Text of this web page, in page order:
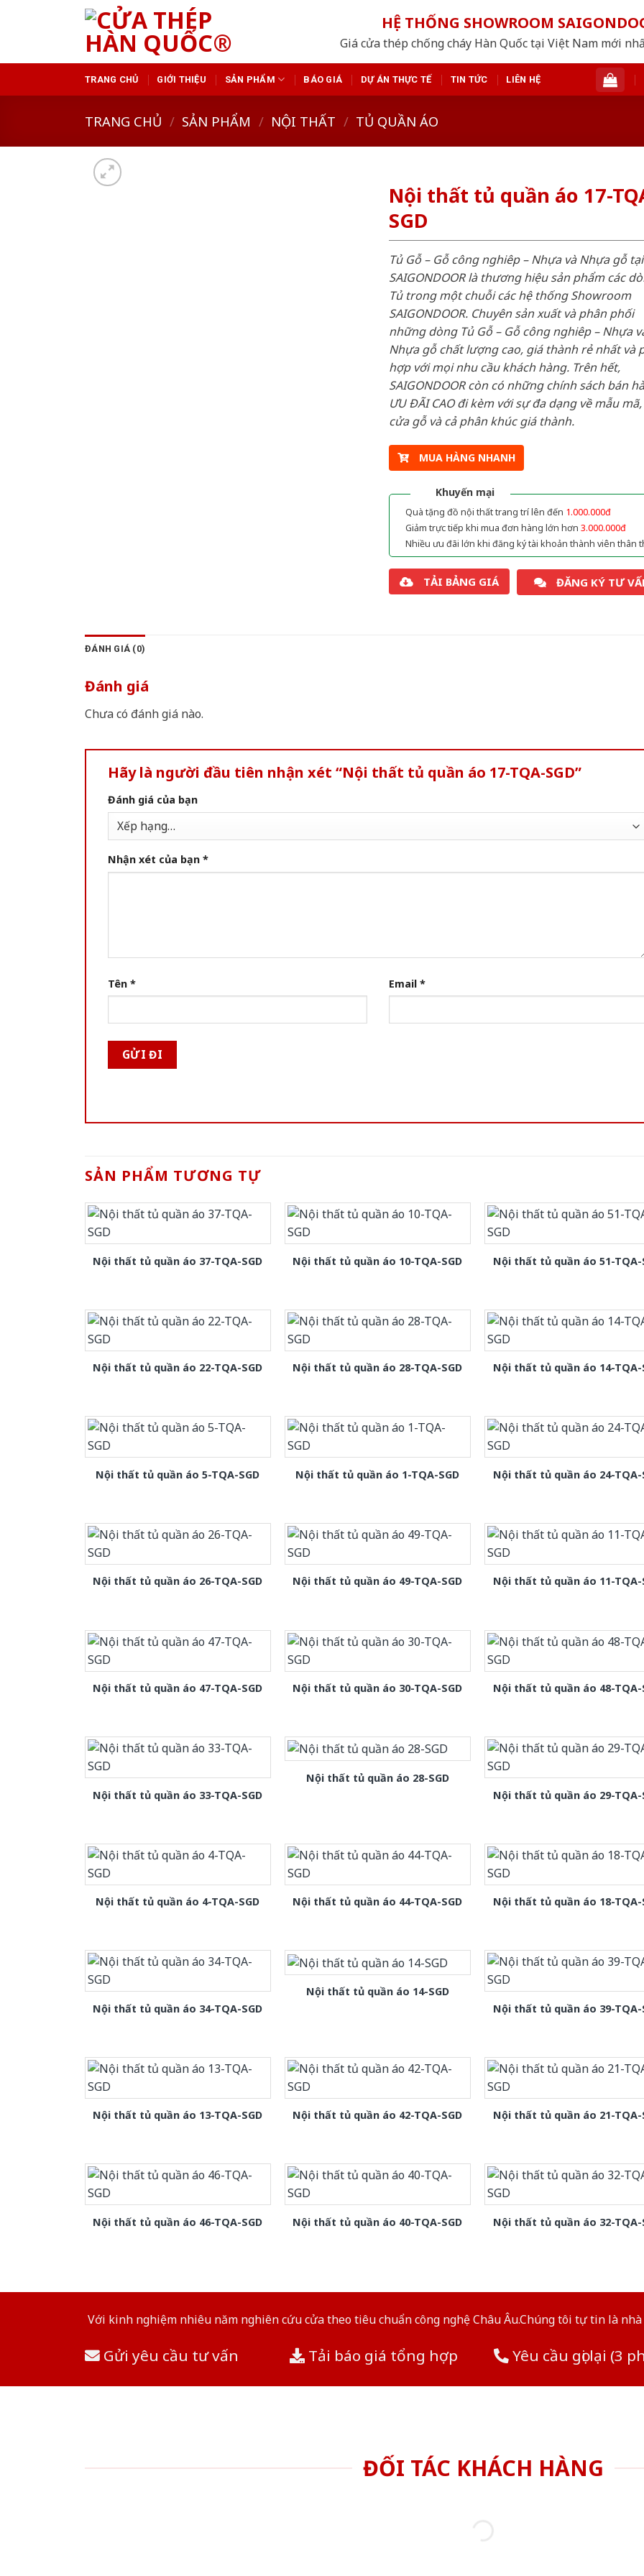
HỆ THỐNG SHOWROOM
Giá cửa thép chống cháy Hàn Quốc tại Việt Nam mới
TRANG CHỦ GIỚI THIỆU SẢN PHẨM BÁO GIÁ DỰ ÁN THỰC TẾ TIN TỨC LIÊN HỆ
TRANG CHỦ / SẢN PHẨM / NỘI THẤT / TỦ QUẦN ÁO
Nội thất tủ quần áo 17-
SGD
Tủ Gỗ – Gỗ công nghiêp – Nhựa và Nhựa gỗ tại
SAIGONDOOR là thương hiệu sản phẩm các
Tủ trong một chuỗi các hệ thống Showroom
SAIGONDOOR. Chuyên sản xuất và phân phối
những dòng Tủ Gỗ – Gỗ công nghiêp – Nhựa
Nhựa gỗ chất lượng cao, giá thành rẻ nhất và
hợp với mọi nhu cầu khách hàng. Trên hết,
SAIGONDOOR còn có những chính sách bán
ƯU ĐÃI CAO đi kèm với sự đa dạng về mẫu
cửa gỗ và cả phân khúc giá thành.
MUA HÀNG NHANH
Khuyến mại
Quà tặng đồ nội thất trang trí lên đến 1.000.000đ
Giảm trực tiếp khi mua đơn hàng lớn hơn 3.000.000đ
Nhiều ưu đãi lớn khi đăng ký tài khoản thành viên thân
TẢI BẢNG GIÁ ĐĂNG KÝ TƯ
ĐÁNH GIÁ (0)
Đánh giá
Chưa có đánh giá nào.
Hãy là người đầu tiên nhận xét “Nội thất tủ quần áo 17-TQA-SGD”
Đánh giá của bạn
Nhận xét của bạn *
Tên * Email *
SẢN PHẨM TƯƠNG TỰ
Nội thất tủ quần áo 37-TQA-SGD Nội thất tủ quần áo 10-TQA-SGD Nội thất tủ quần áo 51-TQA-
Nội thất tủ quần áo 22-TQA-SGD Nội thất tủ quần áo 28-TQA-SGD Nội thất tủ quần áo 14-TQA-
Nội thất tủ quần áo 5-TQA-SGD Nội thất tủ quần áo 1-TQA-SGD Nội thất tủ quần áo 24-TQA-
Nội thất tủ quần áo 26-TQA-SGD Nội thất tủ quần áo 49-TQA-SGD Nội thất tủ quần áo 11-TQA-
Nội thất tủ quần áo 47-TQA-SGD Nội thất tủ quần áo 30-TQA-SGD Nội thất tủ quần áo 48-TQA-
Nội thất tủ quần áo 33-TQA-SGD
Nội thất tủ quần áo 28-SGD
Nội thất tủ quần áo 29-TQA-
Nội thất tủ quần áo 4-TQA-SGD Nội thất tủ quần áo 44-TQA-SGD Nội thất tủ quần áo 18-TQA-
Nội thất tủ quần áo 34-TQA-SGD
Nội thất tủ quần áo 14-SGD
Nội thất tủ quần áo 39-TQA-
Nội thất tủ quần áo 13-TQA-SGD Nội thất tủ quần áo 42-TQA-SGD Nội thất tủ quần áo 21-TQA-
Nội thất tủ quần áo 46-TQA-SGD Nội thất tủ quần áo 40-TQA-SGD Nội thất tủ quần áo 32-TQA-
Với kinh nghiệm nhiêu năm nghiên cứu cửa theo tiêu chuẩn công nghệ Châu Âu.Chúng tôi tự tin là
Gửi yêu cầu tư vấn Tải báo giá tổng hợp Yêu cầu gọi lại (3
ĐỐI TÁC KHÁCH HÀNG